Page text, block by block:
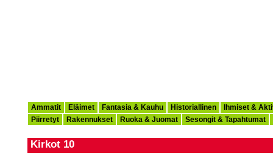
Ammatit Eläimet Fantasia & Kauhu Historiallinen
Ihmiset &
Piirretyt
Rakennukset Ruoka & Juomat Sesongit & Tapahtumat
Kirkot 10